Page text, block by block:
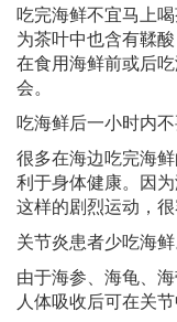
吃完海鲜不宜马上
为茶叶中也含有鞣
在食用海鲜前或后
会。
吃海鲜后一小时内不
很多在海边吃完海
利于身体健康。因
这样的剧烈运动，
关节炎患者少吃海鲜
由于海参、海龟、
人体吸收后可在关